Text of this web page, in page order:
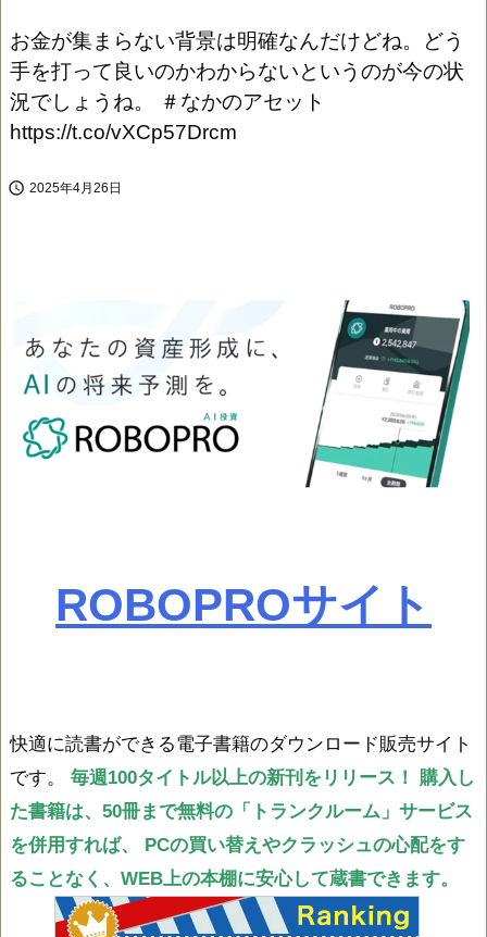
お金が集まらない背景は明確なんだけどね。どう
手を打って良いのかわからないというのが今の状
況でしょうね。 ＃なかのアセット
https://t.co/vXCp57Drcm
 2025年4月26日
ROBOPROサイト
快適に読書ができる電子書籍のダウンロード販売サイト
です。 毎週100タイトル以上の新刊をリリース！
購入し
た書籍は、50冊まで無料の「トランクルーム」サービス
を併用すれば、
PCの買い替えやクラッシュの心配をす
ることなく、WEB上の本棚に安心して蔵書できます。